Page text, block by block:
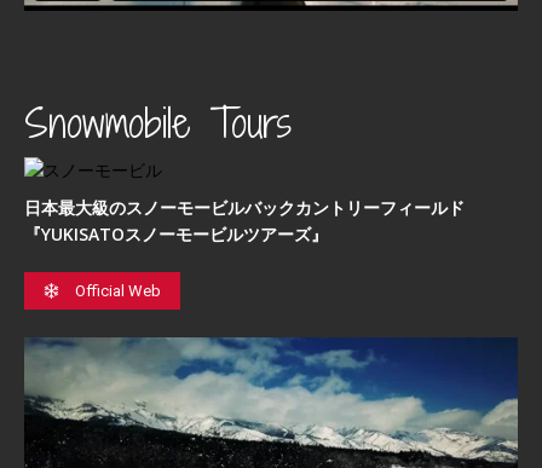
Snowmobile Tours
日本最⼤級のスノーモービルバックカントリーフィールド
『YUKISATOスノーモービルツアーズ』
Official Web